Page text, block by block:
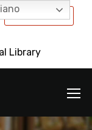
International
Library